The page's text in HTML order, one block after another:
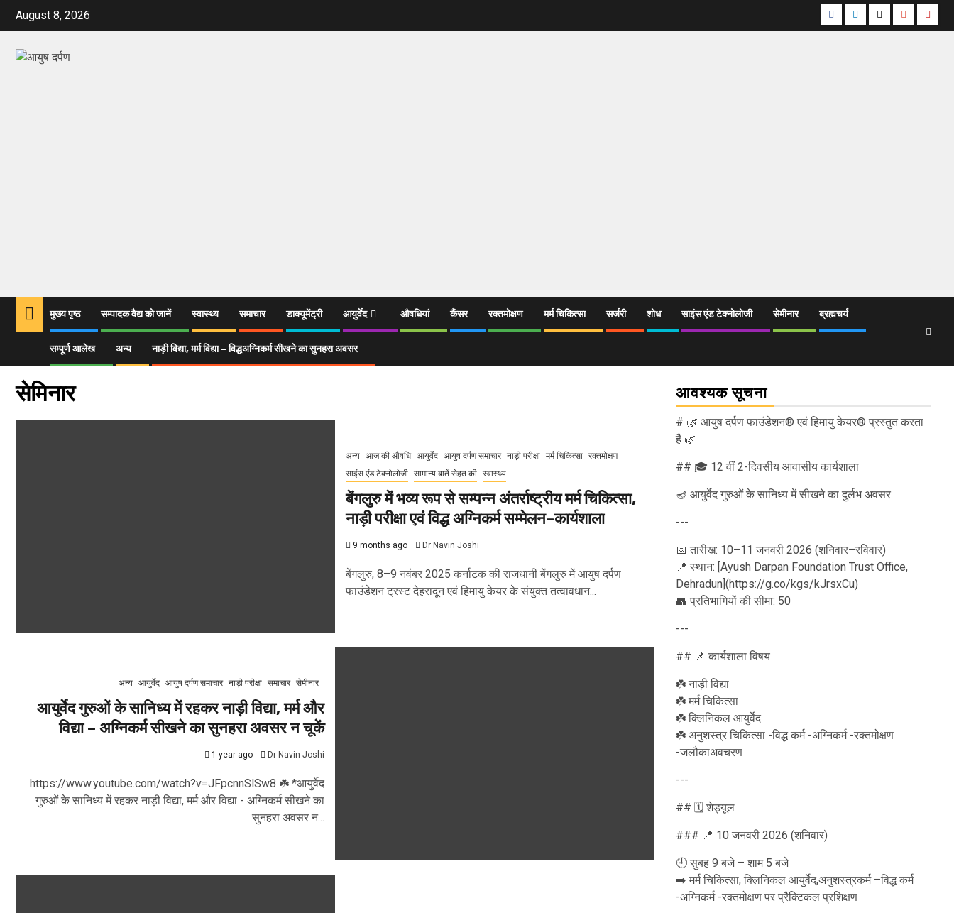
August 8, 2026
मुख्य पृष्ठ सम्पादक वैद्य को जानें स्वास्थ्य समाचार डाक्यूमेंट्री आयुर्वेद औषधियां कैंसर रक्तमोक्षण मर्म चिकित्सा सर्जरी शोध साइंस एंड टेक्नोलोजी सेमीनार ब्रह्मचर्य
सम्पूर्ण आलेख अन्य नाड़ी विद्या, मर्म विद्या – विद्धअग्निकर्म सीखने का सुनहरा अवसर
सम्पूर्ण आलेख सेमिनार
सेमिनार
अन्य आज की औषधि आयुर्वेद आयुष दर्पण समाचार नाड़ी परीक्षा मर्म चिकित्सा रक्तमोक्षण
साइंस एंड टेक्नोलोजी सामान्य बातें सेहत की स्वास्थ्य
बेंगलुरु में भव्य रूप से सम्पन्न अंतर्राष्ट्रीय मर्म चिकित्सा,
नाड़ी परीक्षा एवं विद्ध अग्निकर्म सम्मेलन–कार्यशाला
9 months ago Dr Navin Joshi
बेंगलुरु, 8–9 नवंबर 2025 कर्नाटक की राजधानी बेंगलुरु में आयुष दर्पण
फाउंडेशन ट्रस्ट देहरादून एवं हिमायु केयर के संयुक्त तत्वावधान...
अन्य आयुर्वेद आयुष दर्पण समाचार नाड़ी परीक्षा समाचार सेमीनार
आयुर्वेद गुरुओं के सानिध्य में रहकर नाड़ी विद्या, मर्म और
विद्या – अग्निकर्म सीखने का सुनहरा अवसर न चूकें
1 year ago Dr Navin Joshi
https://www.youtube.com/watch?v=JFpcnnSlSw8 ☘️ *आयुर्वेद
गुरुओं के सानिध्य में रहकर नाड़ी विद्या, मर्म और विद्या - अग्निकर्म सीखने का
सुनहरा अवसर न...
आवश्यक सूचना
# 🌿 आयुष दर्पण फाउंडेशन® एवं हिमायु केयर® प्रस्तुत करता
है 🌿
## 🎓 12 वीं 2-दिवसीय आवासीय कार्यशाला
🪔 आयुर्वेद गुरुओं के सानिध्य में सीखने का दुर्लभ अवसर
---
📅 तारीख: 10–11 जनवरी 2026 (शनिवार–रविवार)
📍 स्थान: [Ayush Darpan Foundation Trust Office,
Dehradun](https://g.co/kgs/kJrsxCu)
👥 प्रतिभागियों की सीमा: 50
---
## 📌 कार्यशाला विषय
☘️ नाड़ी विद्या
☘️ मर्म चिकित्सा
☘️ क्लिनिकल आयुर्वेद
☘️ अनुशस्त्र चिकित्सा -विद्ध कर्म -अग्निकर्म -रक्तमोक्षण
-जलौकाअवचरण
---
## 🗓️ शेड्यूल
### 📍 10 जनवरी 2026 (शनिवार)
🕘 सुबह 9 बजे – शाम 5 बजे
➡️ मर्म चिकित्सा, क्लिनिकल आयुर्वेद,अनुशस्त्रकर्म –विद्ध कर्म
-अग्निकर्म -रक्तमोक्षण पर प्रैक्टिकल प्रशिक्षण